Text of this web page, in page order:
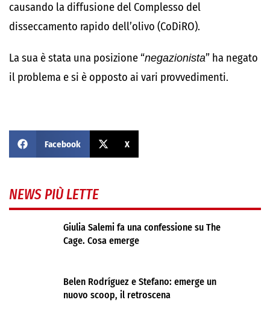
causando la diffusione del Complesso del
disseccamento rapido dell’olivo (CoDiRO).
La sua è stata una posizione “negazionista” ha negato
il problema e si è opposto ai vari provvedimenti.
Facebook X
NEWS PIÙ LETTE
Giulia Salemi fa una confessione su The
Cage. Cosa emerge
Belen Rodríguez e Stefano: emerge un
nuovo scoop, il retroscena